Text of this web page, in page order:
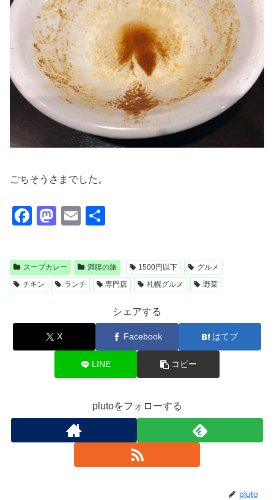
ごちそうさまでした。
F
c
e
b
k
M
st
o
d
n
E
ail
スープカレー 満腹の旅 1500円以下
グルメ
チキン
ランチ 専門店 札幌グルメ 野菜
シェアする
X Facebook はてブ
LINE コピー
plutoをフォローする
pluto